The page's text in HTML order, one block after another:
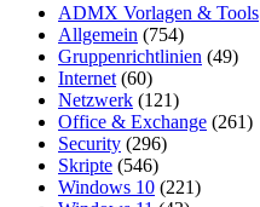
ADMX Vorlagen & Tools
Allgemein (754)
Gruppenrichtlinien (49)
Internet (60)
Netzwerk (121)
Office & Exchange (261)
Security (296)
Skripte (546)
Windows 10 (221)